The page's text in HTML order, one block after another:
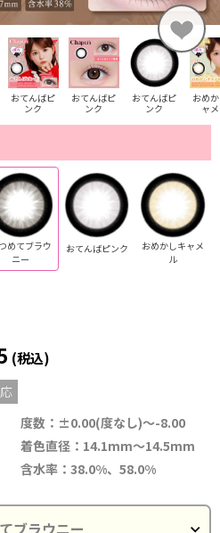
おてんばピ
ンク
おてんばピ
ンク
おてんばピ
ンク
おめ
ャ
めてブラウ
ニー
おてんばピンク
おめかしキャメ
ル
(税込)
度数：±0.00(度なし)～-8.00
着色直径：14.1mm～14.5mm
含水率：38.0%、58.0%